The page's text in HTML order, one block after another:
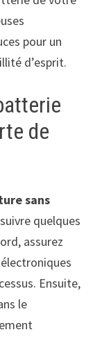
pour un
d’esprit.
de
sans
quelques
assurez
Ensuite,
le